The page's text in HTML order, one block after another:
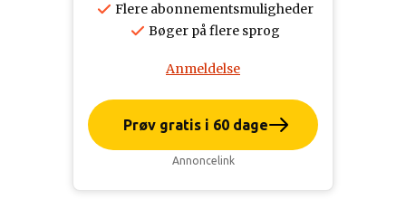
Flere abonnementsmuligheder
Bøger på flere sprog
Anmeldelse
Prøv gratis i 60 dage
Annoncelink